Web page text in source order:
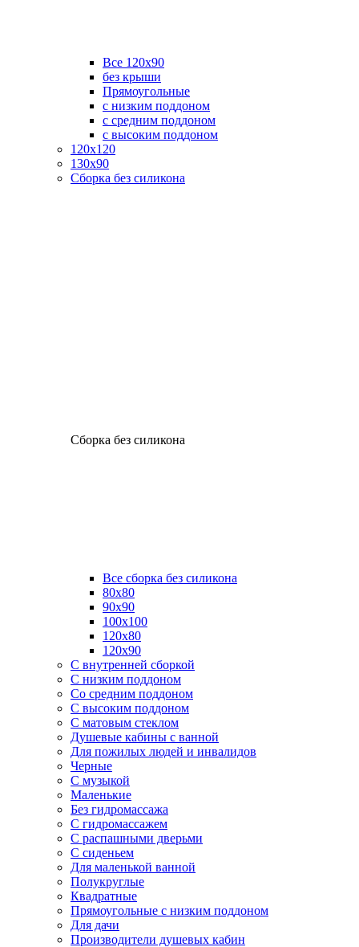
Все 120х90
без крыши
Прямоугольные
с низким поддоном
с средним поддоном
с высоким поддоном
120х120
130х90
Сборка без силикона
Сборка без силикона
Все сборка без силикона
80х80
90х90
100х100
120х80
120х90
С внутренней сборкой
C низким поддоном
Со средним поддоном
С высоким поддоном
С матовым стеклом
Душевые кабины с ванной
Для пожилых людей и инвалидов
Черные
С музыкой
Маленькие
Без гидромассажа
С гидромассажем
С распашными дверьми
С сиденьем
Для маленькой ванной
Полукруглые
Квадратные
Прямоугольные с низким поддоном
Для дачи
Производители душевых кабин